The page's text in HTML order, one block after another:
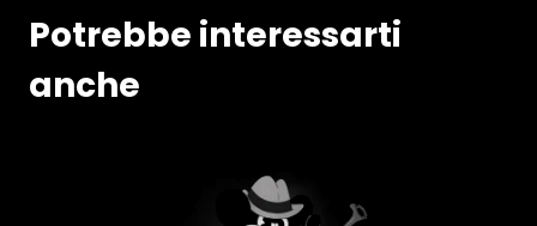
Potrebbe interessarti
anche